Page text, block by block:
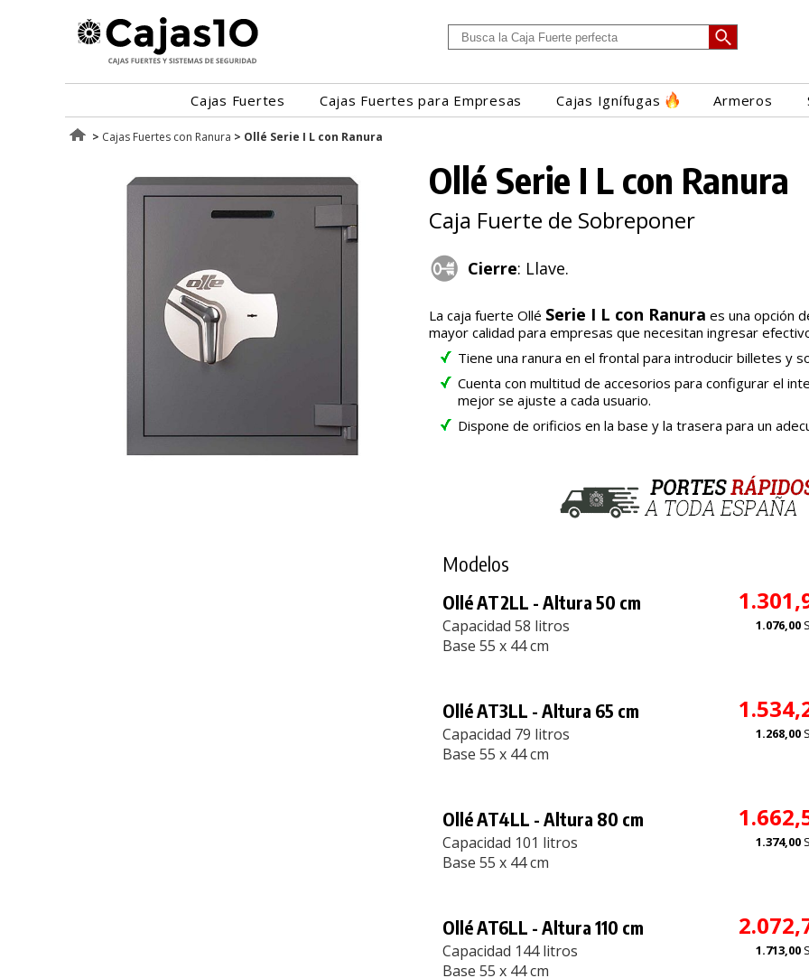
Cajas Fuertes Cajas Fuertes para Empresas Cajas Ignífugas Armeros
> Cajas Fuertes con Ranura > Ollé Serie I L con Ranura
Ollé Serie I L con Ranura
Caja Fuerte de Sobreponer
Cierre: Llave.
La caja fuerte Ollé Serie I L con Ranura es una opción
mayor calidad para empresas que necesitan ingresar
Tiene una ranura en el frontal para introducir billetes y
Cuenta con multitud de accesorios para configurar el
mejor se ajuste a cada usuario.
Dispone de orificios en la base y la trasera para un
Modelos
Ollé AT2LL - Altura 50 cm
Capacidad 58 litros
Base 55 x 44 cm
1.076,00
Ollé AT3LL - Altura 65 cm
Capacidad 79 litros
Base 55 x 44 cm
1.268,00
Ollé AT4LL - Altura 80 cm
Capacidad 101 litros
Base 55 x 44 cm
1.374,00
Ollé AT6LL - Altura 110 cm
Capacidad 144 litros
Base 55 x 44 cm
1.713,00